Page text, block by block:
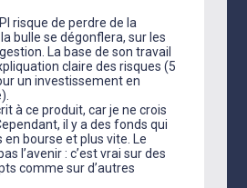
risque de perdre de la
bulle se dégonflera, sur les
La base de son travail
claire des risques (5
un investissement en
à ce produit, car je ne crois
il y a des fonds qui
bourse et plus vite. Le
l’avenir : c’est vrai sur des
comme sur d’autres